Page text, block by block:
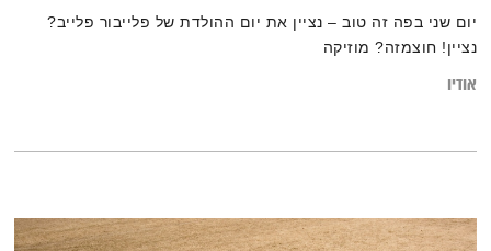
יום שני בפה זה טוב – נציין את יום ההולדת של פלייבור פלייב?
נציין! חוצמזה? מוזיקה
אודיו